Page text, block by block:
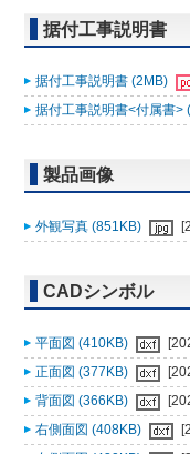
据付工事説明書
据付工事説明書 (2MB)
据付工事説明書<付属書>
製品画像
外観写真 (851KB)
CADシンボル
平面図 (410KB)
正面図 (377KB)
背面図 (366KB)
右側面図 (408KB)